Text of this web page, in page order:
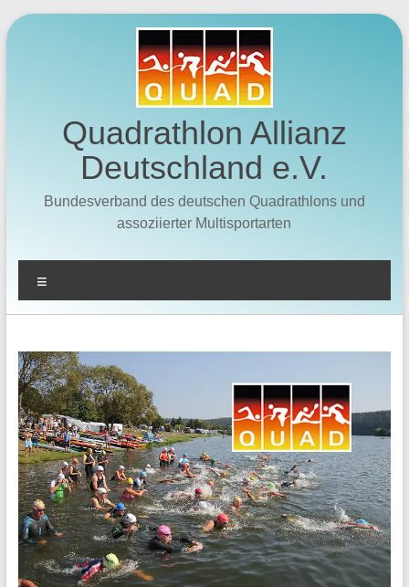
Zum
Inhalt
Quadrathlon Allianz
Deutschland e.V.
Bundesverband des deutschen Quadrathlons und
assoziierter Multisportarten